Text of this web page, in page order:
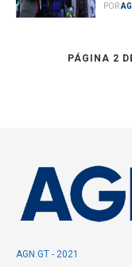
POR
PÁGINA 2
AGN.GT - 2021